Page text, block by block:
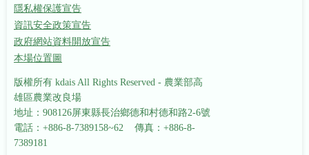
隱私權保護宣告
資訊安全政策宣告
政府網站資料開放宣告
本場位置圖
版權所有 kdais All Rights Reserved - 農業部高
雄區農業改良場
地址：908126屏東縣長治鄉德和村德和路2-6號
電話：+886-8-7389158~62 傳真：+886-8-
7389181